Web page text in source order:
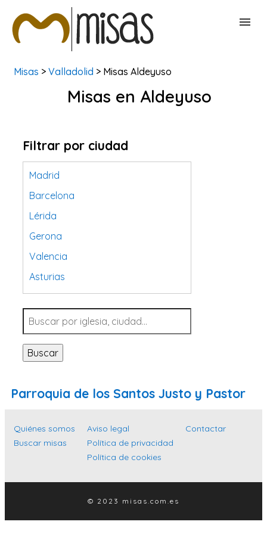
BUSCAR MISAS
Misas > Valladolid > Misas Aldeyuso
Misas en Aldeyuso
Filtrar por ciudad
Madrid
Barcelona
Lérida
Gerona
Valencia
Asturias
Tarragona
Navarra
Valladolid
Sevilla
Santa Cruz de Tenerife
Islas Baleares
Málaga
Toledo
Buscar
Parroquia de los Santos Justo y Pastor
Quiénes somos
Buscar misas
Aviso legal
Política de privacidad
Política de cookies
Contactar
© 2023 misas.com.es